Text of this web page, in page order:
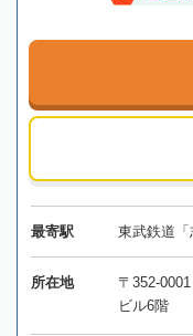
最寄駅 東武鉄道
所在地
〒352-
ビル6階